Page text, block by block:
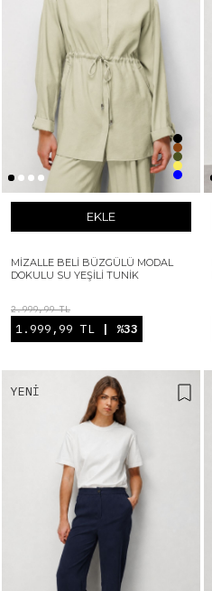
EKLE
MIZALLE BELI BÜZGÜLÜ MODAL
DOKULU SU YEŞILI TUNIK
2.999,99 TL
1.999,99 TL | %33
YENI